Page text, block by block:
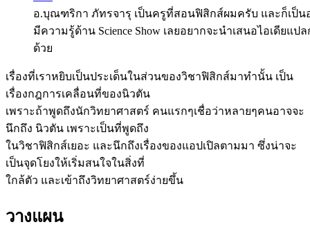
อ.บุณฑริกา ภัทรจารุ เป็นครูที่สอนฟิสิกส์ผมครับ และก็เป็น
มีความรู้ด้าน Science Show เลยอยากจะนำเสนอไอเดียแปล
ด้วย
เรื่องที่เราหยิบเป็นประเด็นในส่วนของวิชาฟิสิกส์มาทำนั้น เป็น
เรื่องกฎการเคลื่อนที่ของนิวตัน
เพราะถ้าพูดถึงนักวิทยาศาสตร์ คนแรกๆเชื่อว่าหลายๆคนอาจจะ
นึกถึง นิวตัน เพราะเป็นที่พูดถึง
ในวิชาฟิสิกส์เยอะ และนึกถึงเรื่องของแอปเปิลตามมา ซึ่งน่าจะ
เป็นจุดโยงให้เริ่มสนใจในสิ่งที่
ใกล้ตัว และเข้าถึงวิทยาศาสตร์ง่ายขึ้น
วางแผน